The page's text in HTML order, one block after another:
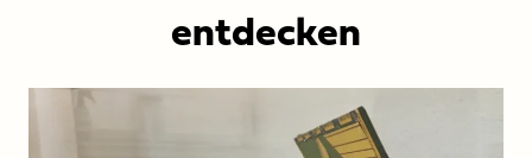
Anhalt
entdecken